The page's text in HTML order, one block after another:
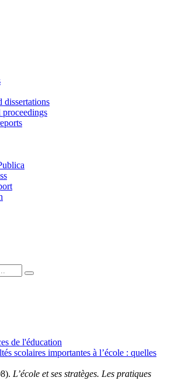
dissertations
de l'éducation
scolaires importantes à l’école : quelles
L’école et ses stratèges. Les pratiques